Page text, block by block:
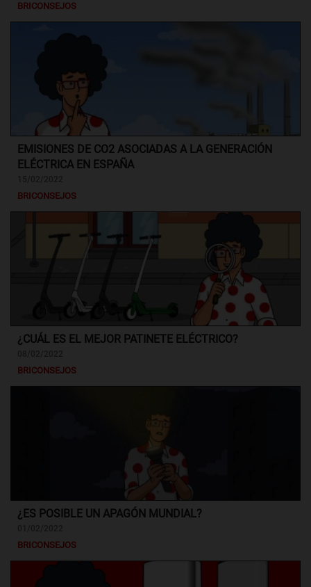
BRICONSEJOS
EMISIONES DE CO2 ASOCIADAS A LA GENERACIÓN
ELÉCTRICA EN ESPAÑA
BRICONSEJOS
¿CUÁL ES EL MEJOR PATINETE ELÉCTRICO?
BRICONSEJOS
¿ES POSIBLE UN APAGÓN MUNDIAL?
BRICONSEJOS